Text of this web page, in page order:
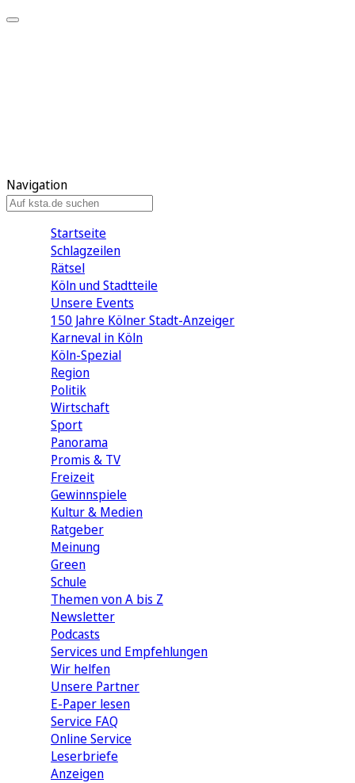
Navigation
Startseite
Schlagzeilen
Rätsel
Köln und Stadtteile
Unsere Events
150 Jahre Kölner Stadt-Anzeiger
Karneval in Köln
Köln-Spezial
Region
Politik
Wirtschaft
Sport
Panorama
Promis & TV
Freizeit
Gewinnspiele
Kultur & Medien
Ratgeber
Meinung
Green
Schule
Themen von A bis Z
Newsletter
Podcasts
Services und Empfehlungen
Wir helfen
Unsere Partner
E-Paper lesen
Service FAQ
Online Service
Leserbriefe
Anzeigen